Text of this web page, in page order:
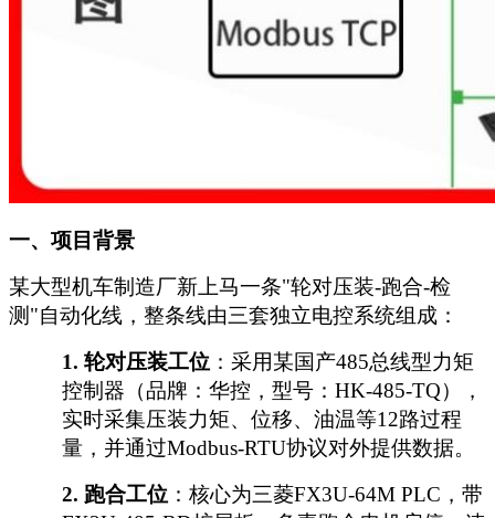
一、项目背景
某大型机车制造厂新上马一条"轮对压装-跑合-检
测"自动化线，整条线由三套独立电控系统组成：
1. 轮对压装工位 ：采用某国产485总线型力矩
控制器（品牌：华控，型号：HK-485-TQ），
实时采集压装力矩、位移、油温等12路过程
量，并通过Modbus-RTU协议对外提供数据。
2. 跑合工位 ：核心为三菱FX3U-64M PLC，带